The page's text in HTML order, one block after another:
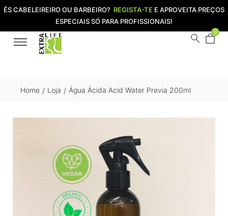
ÉS CABELEIREIRO OU BARBEIRO? REGISTA-TE E APROVEITA PREÇOS
ESPECIAIS SÓ PARA PROFISSIONAIS!
0
Home / Loja / Água Ácida Acid Water Previa 200ml